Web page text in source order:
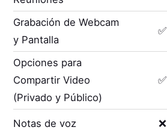
Grabación de Webcam
y Pantalla
✅
Opciones para
Compartir Video
(Privado y Público)
✅
Notas de voz ❌